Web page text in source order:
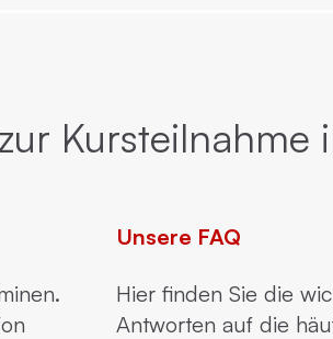
Kursteilnahme
Unsere FAQ
Hier finden Sie die
Antworten auf die